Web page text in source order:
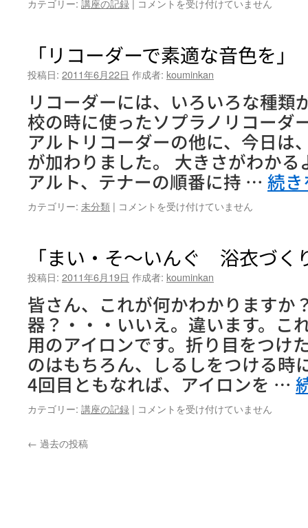
ス
ス』
7
回
は
カテゴリー: 講座の記録 |
カ
ラ
も
リ
フ
レ
ッ
シ
ュ！
単
テ
ィ
ス」
１
回
は
コメントを受け付けていません
「リコーダーで素適な音色を
投稿日: 2011年6月22日 作成者: kouminkan
リコーダーには、いろいろな種類
校の時に使ったソプラノリコーダ
アルトリコーダーの他に、今日は
が加わりました。 大きさがわかる
アルト、テナーの順番に持 … 続
カテゴリー: 未分類 | 「リ
ー
で
適
な
音
色
を」
第
2
は
コメントを受け付けていません
「まい・そ～いんぐ 浴衣づく
投稿日: 2011年6月19日 作成者: kouminkan
皆さん、これが何かわかりますか
器？・・・いいえ。違います。こ
用のアイロンです。折り目をつけ
のはもちろん、しるしをつける時
4回目ともなれば、アイロンを …
カテゴリー: 講座の記録 | 「ま
コメントを受け付けていません
← 過去の投稿